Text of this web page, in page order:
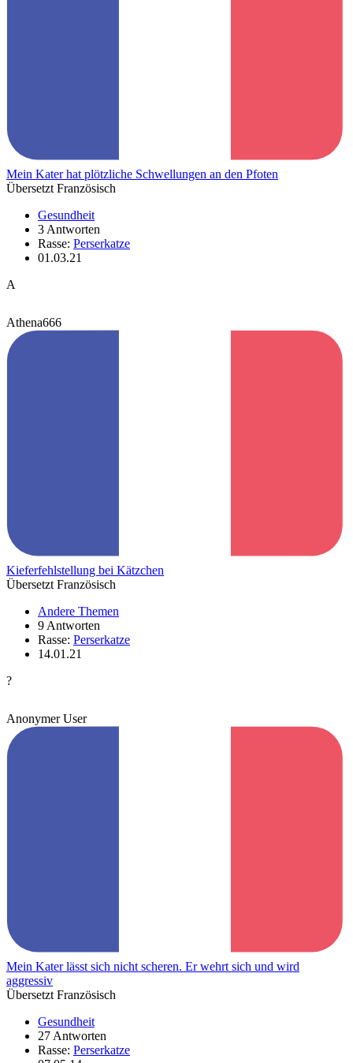
Mein Kater hat plötzliche Schwellungen an den Pfoten
Übersetzt Französisch
Gesundheit
3 Antworten
Rasse: Perserkatze
01.03.21
A
Athena666
Kieferfehlstellung bei Kätzchen
Übersetzt Französisch
Andere Themen
9 Antworten
Rasse: Perserkatze
14.01.21
?
Anonymer User
Mein Kater lässt sich nicht scheren. Er wehrt sich und wird
aggressiv
Übersetzt Französisch
Gesundheit
27 Antworten
Rasse: Perserkatze